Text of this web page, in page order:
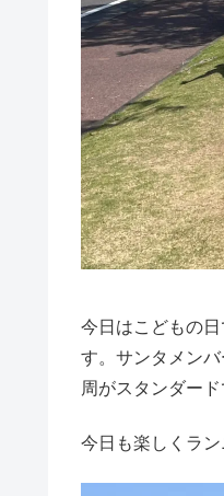
今日はこどもの
す。サンタメン
周がスタンダー
今日も楽しくラ